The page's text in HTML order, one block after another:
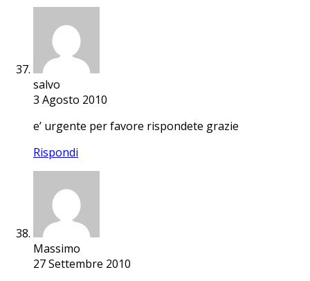
salvo
3 Agosto 2010
e’ urgente per favore rispondete grazie
Rispondi
Massimo
27 Settembre 2010